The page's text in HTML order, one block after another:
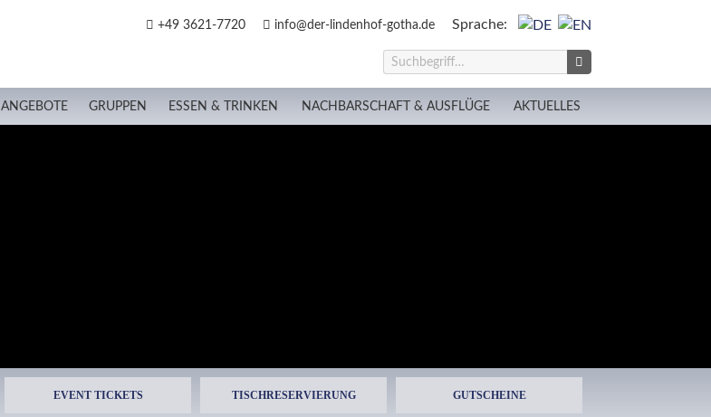
+49 3621-7720 info@der-lindenhof-gotha.de Sprache:
ANGEBOTE GRUPPEN ESSEN & TRINKEN NACHBARSCHAFT & AUSFLÜGE AKTUELLES
EVENT TICKETS TISCHRESERVIERUNG GUTSCHEINE